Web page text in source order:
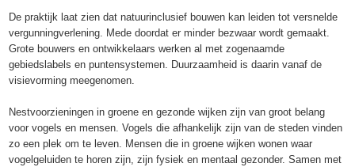
De praktijk laat zien dat natuurinclusief bouwen kan leiden tot versnelde
vergunningverlening. Mede doordat er minder bezwaar wordt gemaakt.
Grote bouwers en ontwikkelaars werken al met zogenaamde
gebiedslabels en puntensystemen. Duurzaamheid is daarin vanaf de
visievorming meegenomen.
Nestvoorzieningen in groene en gezonde wijken zijn van groot belang
voor vogels en mensen. Vogels die afhankelijk zijn van de steden vinden
zo een plek om te leven. Mensen die in groene wijken wonen waar
vogelgeluiden te horen zijn, zijn fysiek en mentaal gezonder. Samen met